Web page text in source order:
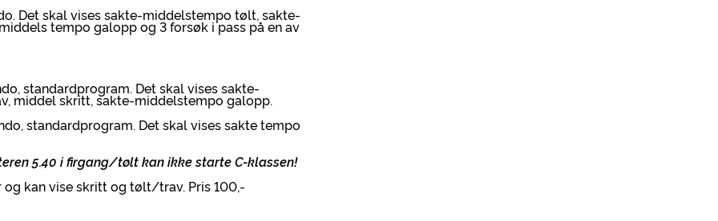
Det skal vises sakte-middelstempo tølt, sakte-
tempo galopp og 3 forsøk i pass på en av
standardprogram. Det skal vises sakte-
middel skritt, sakte-middelstempo galopp.
standardprogram. Det skal vises sakte tempo
5.40 i firgang/tølt kan ikke starte C-klassen!
og kan vise skritt og tølt/trav. Pris 100,-